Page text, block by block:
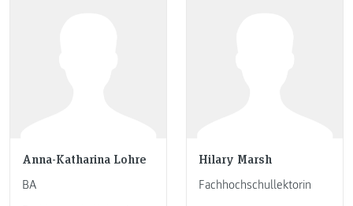
Anna-Katharina Lohre
BA
Hilary Marsh
Fachhochschullektorin